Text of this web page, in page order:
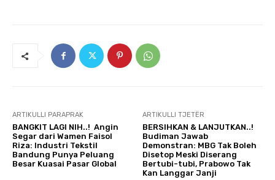
ARTIKULLI PARAPRAK
BANGKIT LAGI NIH..! Angin
Segar dari Wamen Faisol
Riza: Industri Tekstil
Bandung Punya Peluang
Besar Kuasai Pasar Global
ARTIKULLI TJETËR
BERSIHKAN & LANJUTKAN..!
Budiman Jawab
Demonstran: MBG Tak Boleh
Disetop Meski Diserang
Bertubi-tubi, Prabowo Tak
Kan Langgar Janji